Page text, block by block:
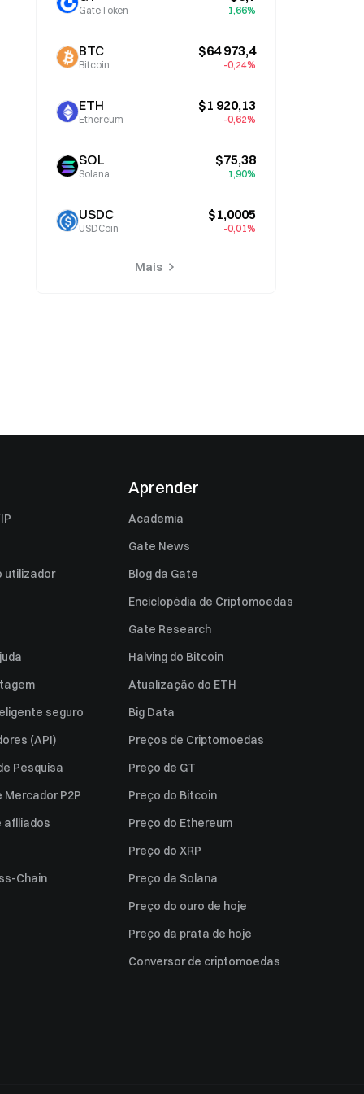
GateToken 1,66%
BTC
Bitcoin
$64 973,4
-0,24%
ETH
Ethereum
$1 920,13
-0,62%
SOL
Solana
$75,38
1,90%
USDC
USDCoin
$1,0005
-0,01%
Mais
utilizador
seguro
(API)
Pesquisa
P2P
afiliados
Chain
Aprender
Academia
Gate News
Blog da Gate
Enciclopédia de Criptomoedas
Gate Research
Halving do Bitcoin
Atualização do ETH
Big Data
Preços de Criptomoedas
Preço de GT
Preço do Bitcoin
Preço do Ethereum
Preço do XRP
Preço da Solana
Preço do ouro de hoje
Preço da prata de hoje
Conversor de criptomoedas